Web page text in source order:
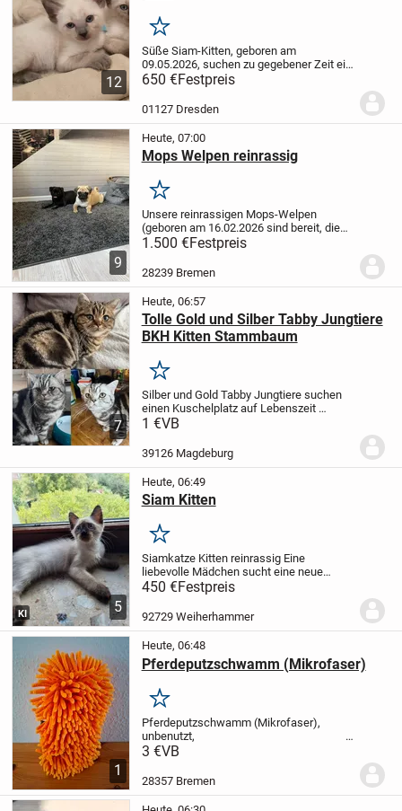
12
Merken
Süße Siam-Kitten, geboren am
09.05.2026, suchen zu gegebener Zeit ein
liebevolles und
verantwortungsbewusstes Zuhause.
sind insgesamt 7 Kitten:
650 €Festpreis
01127 Dresden
9
Heute, 07:00
Mops Welpen reinrassig
Merken
Unsere reinrassigen Mops-Welpen
(geboren am 16.02.2026 sind bereit, die
Welt zu erkunden! es sind 2 Jungs und
Drei Mädchen Sie sind aktuell 9 Wochen
alt und suchen ab der zwölfte woche ein
1.500 €Festpreis
28239 Bremen
7
Heute, 06:57
Tolle Gold und Silber Tabby Jungtiere
BKH Kitten Stammbaum
Merken
Silber und Gold Tabby Jungtiere suchen
einen Kuschelplatz auf Lebenszeit
Aktuell sucht noch eine 2 Jährige
1 Jahr ein neuen Wirkungskreis.
Mäuse sind...
1 €VB
39126 Magdeburg
5
KI
Heute, 06:49
Siam Kitten
Merken
Siamkatze Kitten reinrassig Eine
liebevolle Mädchen sucht eine neue
zuhauseGanz lieb und verschmust
Kindern gewohnt
450 €Festpreis
92729 Weiherhammer
1
Heute, 06:48
Pferdeputzschwamm (Mikrofaser)
Merken
Pferdeputzschwamm (Mikrofaser),
unbenutzt,
3,00 Euro VB.
3 €VB
28357 Bremen